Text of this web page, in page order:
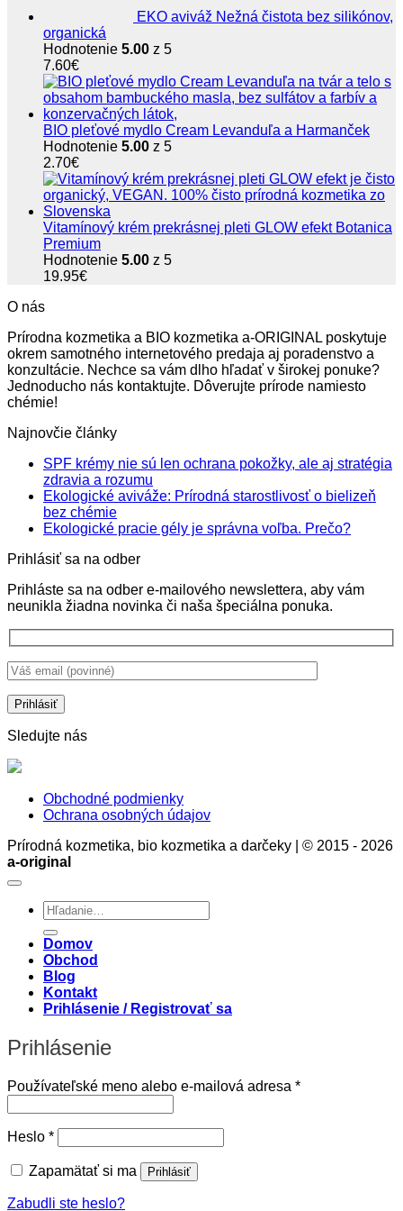
EKO aviváž Nežná čistota bez silikónov,
organická
Hodnotenie 5.00 z 5
7.60€
BIO pleťové mydlo Cream Levanduľa a Harmanček
Hodnotenie 5.00 z 5
2.70€
Vitamínový krém prekrásnej pleti GLOW efekt Botanica
Premium
Hodnotenie 5.00 z 5
19.95€
O nás
Prírodna kozmetika a BIO kozmetika a-ORIGINAL poskytuje
okrem samotného internetového predaja aj poradenstvo a
konzultácie. Nechce sa vám dlho hľadať v širokej ponuke?
Jednoducho nás kontaktujte. Dôverujte prírode namiesto
chémie!
Najnovčie články
SPF krémy nie sú len ochrana pokožky, ale aj stratégia
zdravia a rozumu
komentáre
SPF
len
ochrana
Ekologické aviváže: Prírodná starostlivosť o bielizeň
bez chémieŽiadne
komentáre
Ekologické
Prírodná
starostlivosť
Ekologické pracie gély je správna voľba. Prečo?Žiadne
pracie
Prihlásiť sa na odber
Prihláste sa na odber e-mailového newslettera, aby vám
neunikla žiadna novinka či naša špeciálna ponuka.
Sledujte nás
Obchodné podmienky
Ochrana osobných údajov
Prírodná kozmetika, bio kozmetika a darčeky | © 2015 - 2026
a-original
Hľadať:
Domov
Obchod
Blog
Kontakt
Prihlásenie / Registrovať sa
Prihlásenie
Používateľské meno alebo e-mailová adresa *Povinné
Heslo *Povinné
Zapamätať si ma Prihlásiť
Zabudli ste heslo?